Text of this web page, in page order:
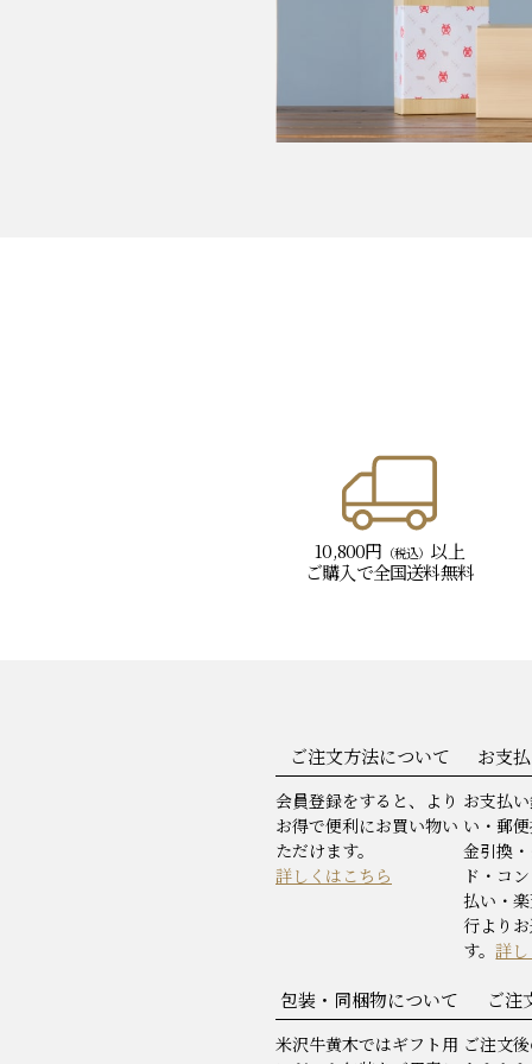
10,800円 （税込） 以上
ご購入で全国送料無料
ご注文方法について
会員登録をすると、より
お得で便利にお買い物い
ただけます。
詳しくはこちら
お支
お支払
い・郵
金引換
ド・コ
払い・
行より
す。詳
包装・同梱物について
米沢牛黄木ではギフト用
ご注
ご注文